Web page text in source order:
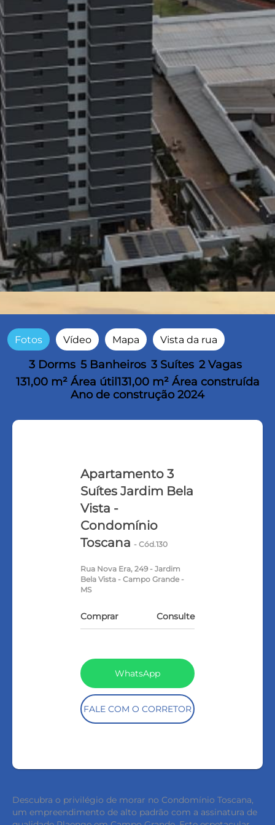
Fotos Vídeo Mapa Vista da rua
3 Dorms 5 Banheiros 3 Suítes 2 Vagas
131,00 m² Área útil131,00 m² Área construída
Ano de construção 2024
Apartamento 3
Suítes Jardim Bela
Vista -
Condomínio
Toscana- Cód.130
Rua Nova Era, 249 - Jardim
Bela Vista - Campo Grande -
MS
Comprar Consulte
WhatsApp
FALE COM O CORRETOR
Descubra o privilégio de morar no Condomínio Toscana,
um empreendimento de alto padrão com a assinatura de